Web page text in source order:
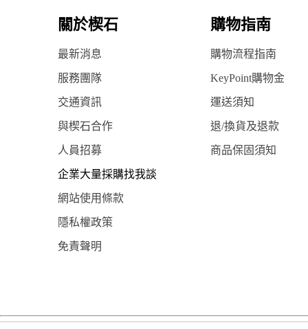
關於楔石 購物指南
最新消息 購物流程指南
服務團隊 KeyPoint購物金
交通資訊 運送須知
與楔石合作 退/換貨及退款
人員招募 商品保固須知
企業大量採購找我談
網站使用條款
隱私權政策
免責聲明